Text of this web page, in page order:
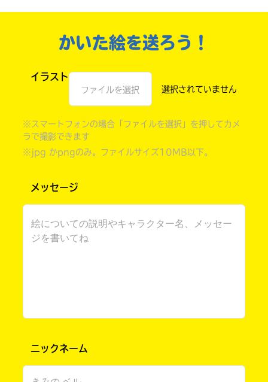
かいた絵を送ろう！
イラスト
ファイルを選択
※スマートフォンの場合「ファイルを選択」を押してカメ
ラで撮影できます
※jpg かpngのみ。ファイルサイズ10MB以下。
メッセージ
ニックネーム